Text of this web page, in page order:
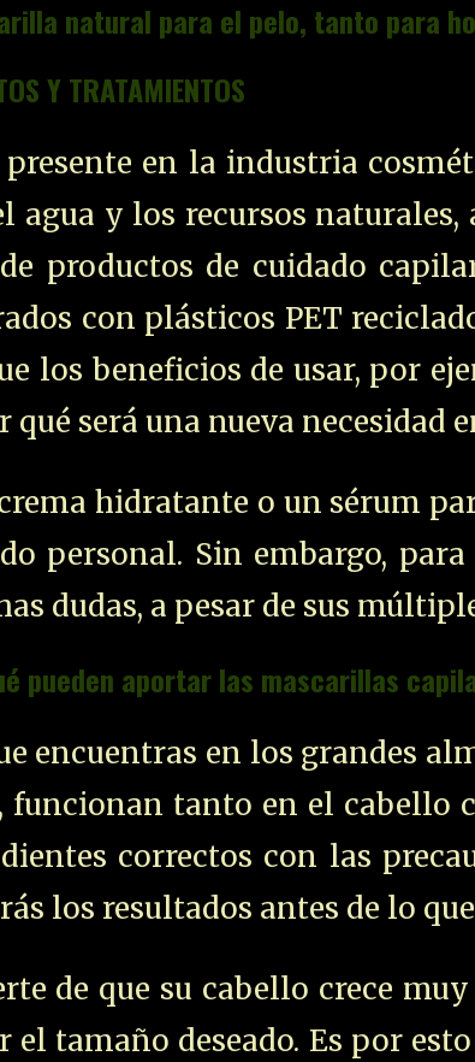
natural para el pelo, tanto para
Y TRATAMIENTOS
en la industria
agua y los recursos
productos de cuidado
con plásticos PET
los beneficios de usar, por
qué será una nueva
hidratante o un sérum
personal. Sin embargo,
dudas, a pesar de sus
pueden aportar las mascarillas
encuentras en los grandes
funcionan tanto en el cabello
correctos con las
los resultados antes de lo
de que su cabello crece
tamaño deseado. Es por